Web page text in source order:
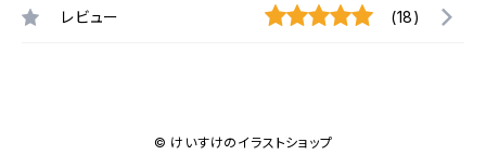
レビュー (18)
© けいすけのイラストショップ